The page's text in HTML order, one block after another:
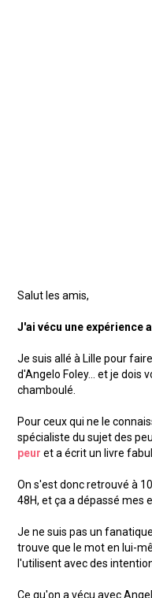
Salut les amis,
J'ai vécu une expérience
Je suis allé à Lille pour
d'Angelo Foley... et je dois
chamboulé.
Pour ceux qui ne le
spécialiste du sujet des
peur et a écrit un livre
On s'est donc retrouvé à
48H, et ça a dépassé mes
Je ne suis pas un
trouve que le mot en lui-
l'utilisent avec des
Ce qu'on a vécu avec